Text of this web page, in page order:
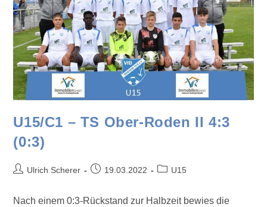
U15/C1 – TS Ober-Roden II 4:3
(0:3)
Ulrich Scherer 19.03.2022 U15
Nach einem 0:3-Rückstand zur Halbzeit bewies die